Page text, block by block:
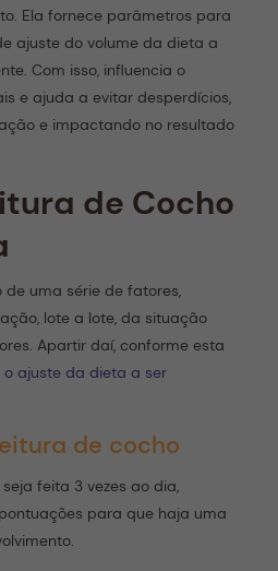
Ela fornece parâmetros para
ajuste do volume da dieta a
Com isso, influencia o
e ajuda a evitar desperdícios,
e impactando no resultado
de Cocho
uma série de fatores,
lote a lote, da situação
Apartir daí, conforme esta
o ajuste da dieta a ser
de cocho
feita 3 vezes ao dia,
para que haja uma